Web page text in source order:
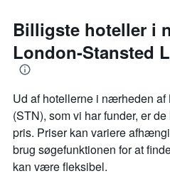
værelse
Billigste hoteller i
London-Stansted
Ud af hotellerne i nærheden af
(STN), som vi har funder, er
pris. Priser kan variere
brug søgefunktionen for at
kan være fleksibel.